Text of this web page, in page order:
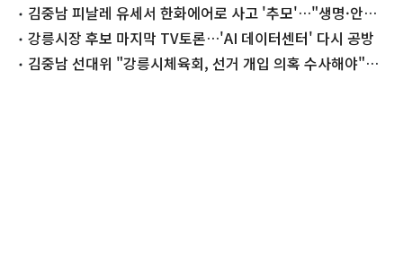
탄 민주당'이냐
김중남 피날레 유세서 한화에어로 사고 '추모'…"생명·안전
지키겠다"
강릉시장 후보 마지막 TV토론…'AI 데이터센터' 다시 공방
김중남 선대위 "강릉시체육회, 선거 개입 의혹 수사해야"…